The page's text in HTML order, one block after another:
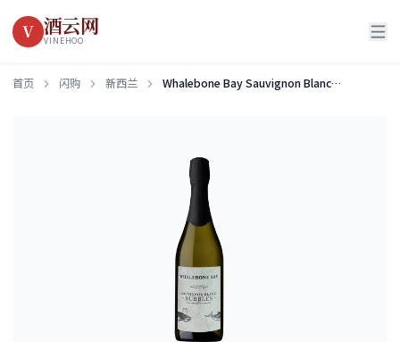
V 酒云网
VINEHOO
首页 闪购 新西兰 Whalebone Bay Sauvignon Blanc Bubbles 2024